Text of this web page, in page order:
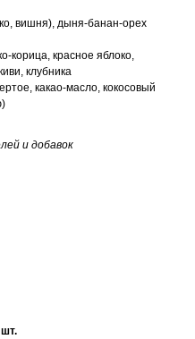
вишня), дыня-банан-орех
корица, красное яблоко,
клубника
какао-масло, кокосовый
и добавок